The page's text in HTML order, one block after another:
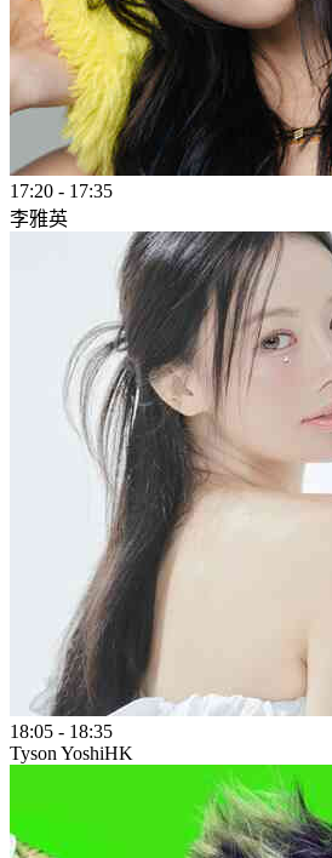
17:20 - 17:35
李雅英
18:05 - 18:35
Tyson YoshiHK